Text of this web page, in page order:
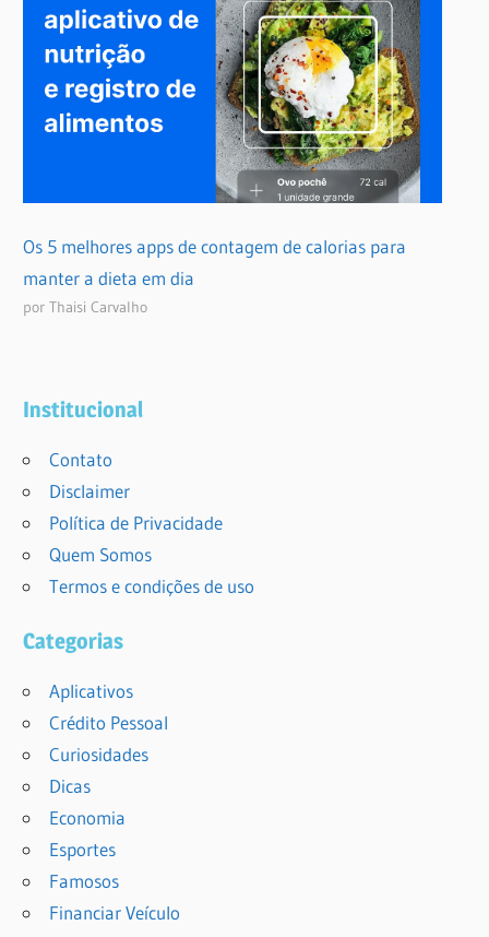
Os 5 melhores apps de contagem de calorias para
manter a dieta em dia
por Thaisi Carvalho
Institucional
Contato
Disclaimer
Política de Privacidade
Quem Somos
Termos e condições de uso
Categorias
Aplicativos
Crédito Pessoal
Curiosidades
Dicas
Economia
Esportes
Famosos
Financiar Veículo